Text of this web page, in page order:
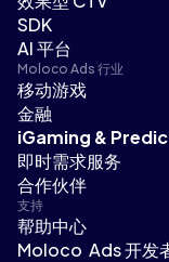
SDK
AI 平台
Moloco Ads 行业
移动游戏
金融
iGaming &
即时需求服务
合作伙伴
支持
帮助中心
Moloco Ads 开发